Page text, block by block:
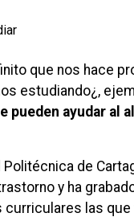
que nos hace
estudiando¿,
pueden ayudar al
de
y ha
curriculares las